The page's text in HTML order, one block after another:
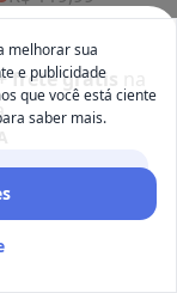
frete grátis
melhorar sua
e publicidade
que você está ciente
saber mais.